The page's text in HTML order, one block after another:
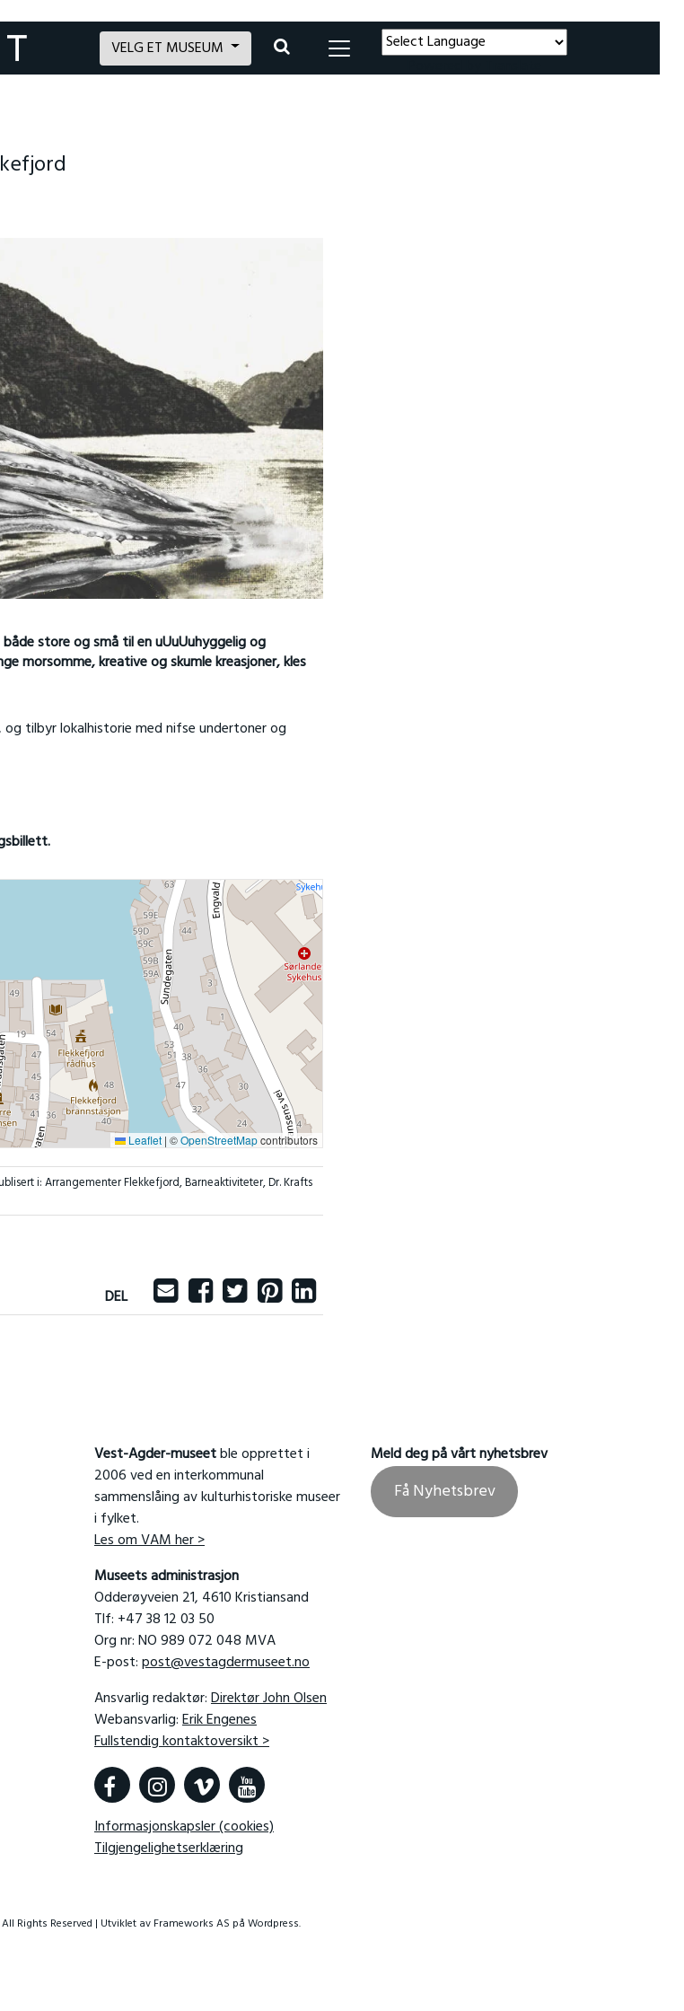
VELG ET MUSEUM
store og små til en uUuUuhyggelig og
morsomme, kreative og skumle kreasjoner, kles
tilbyr lokalhistorie med nifse undertoner og
Leaflet | ©OpenStreetMapcontributors
i:Arrangementer Flekkefjord,Barneaktiviteter,Dr. Krafts
DEL
Vest-Agder-museetble opprettet i
2006 ved en interkommunal
sammenslåing av kulturhistoriske museer
i fylket.
Les om VAM her >
Museets administrasjon
Odderøyveien 21, 4610 Kristiansand
Tlf: +47 38 12 03 50
Org nr: NO 989 072 048 MVA
E-post:post@vestagdermuseet.no
Ansvarlig redaktør:Direktør John Olsen
Webansvarlig:Erik Engenes
Fullstendig kontaktoversikt >
Informasjonskapsler (cookies)
Tilgjengelighetserklæring
Meld deg på vårt nyhetsbrev
Få Nyhetsbrev
Rights Reserved | Utviklet av Frameworks AS på Wordpress.